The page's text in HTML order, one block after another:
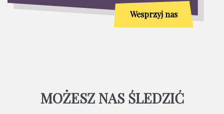
Wesprzyj nas
MOŻESZ NAS ŚLEDZIĆ